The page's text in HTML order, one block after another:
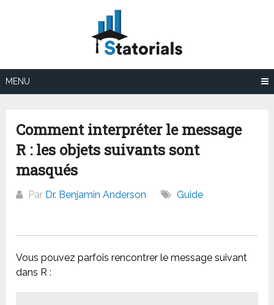
MENU
Comment interpréter le message
R : les objets suivants sont
masqués
Par Dr. Benjamin Anderson Guide
Vous pouvez parfois rencontrer le message suivant
dans R :